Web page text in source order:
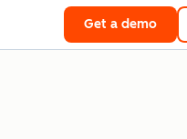
Get a demo